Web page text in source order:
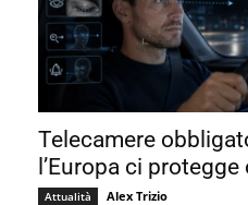
Telecamere
l’Europa ci
Attualità Alex Trizio